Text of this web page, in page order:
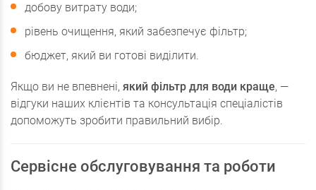
добову витрату води;
рівень очищення, який забезпечує фільтр;
бюджет, який ви готові виділити.
Якщо ви не впевнені, який фільтр для води краще, —
відгуки наших клієнтів та консультація спеціалістів
допоможуть зробити правильний вибір.
Сервісне обслуговування та роботи